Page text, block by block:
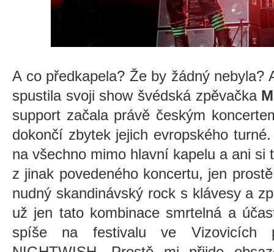
A co předkapela? Že by žádný nebyla?
spustila svoji show švédská zpěvačka
support začala právě českým
dokončí zbytek jejich evropského
na všechno mimo hlavní kapelu a ani si
z jinak povedeného koncertu, jen
nudný skandinávský rock s klávesy a
už jen tato kombinace smrtelná a
spíše na festivalu ve Vizovicích